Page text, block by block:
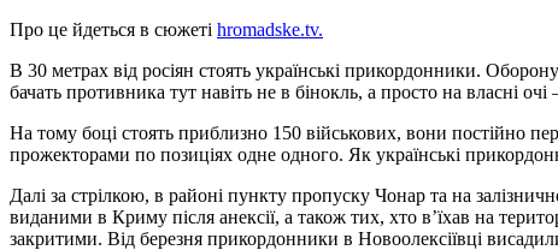
Про це йдеться в сюжеті hromadske.tv.
В 30 метрах від росіян стоять українські прикордонники.
бачать противника тут навіть не в бінокль, а просто на власні очі
На тому боці стоять приблизно 150 військових, вони постійно
прожекторами по позиціях одне одного. Як українські
Далі за стрілкою, в районі пункту пропуску Чонар та на
виданими в Криму після анексії, а також тих, хто в’їхав на
закритими. Від березня прикордонники в Новоолексіївці